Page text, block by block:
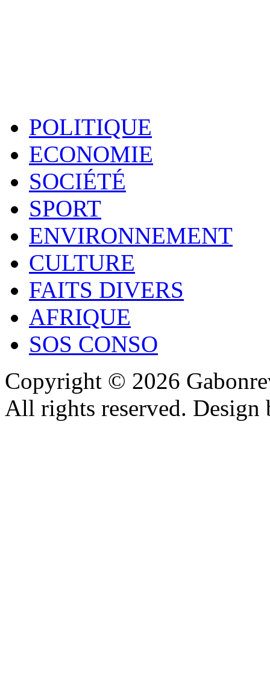
POLITIQUE
ECONOMIE
SOCIÉTÉ
SPORT
ENVIRONNEMENT
CULTURE
FAITS DIVERS
AFRIQUE
SOS CONSO
Copyright © 2026
All rights reserved.